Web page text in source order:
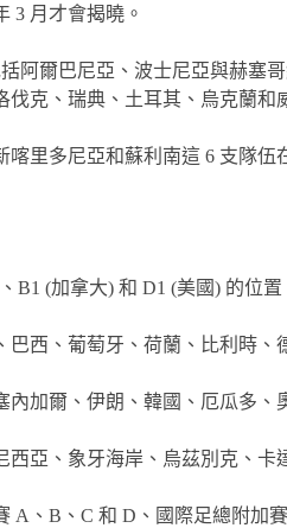
3 月才會揭曉。
阿爾巴尼亞、波士尼亞與赫塞
克、瑞典、土耳其、烏克蘭和
里多尼亞和蘇利南這 6 支隊伍
(加拿大) 和 D1 (美國) 的位置
巴西、葡萄牙、荷蘭、比利時、
內加爾、伊朗、韓國、厄瓜多、
西亞、象牙海岸、烏茲別克、卡
A、B、C 和 D、國際足總附加